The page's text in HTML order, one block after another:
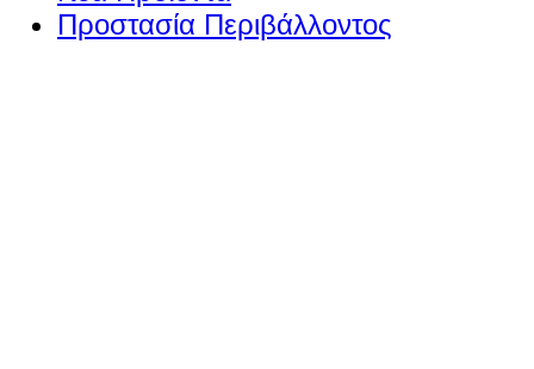
Προστασία Περιβάλλοντος